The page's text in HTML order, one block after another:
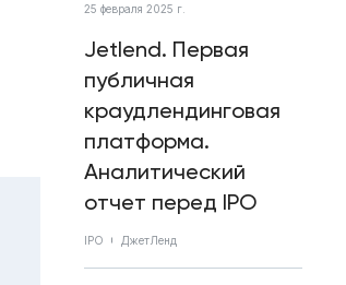
25 февраля 2025 г.
Jetlend. Первая
публичная
краудлендинговая
платформа.
Аналитический
отчет перед IPO
IPO ДжетЛенд